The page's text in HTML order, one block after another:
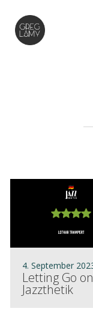
4. September
Letting Go on
Jazzthetik